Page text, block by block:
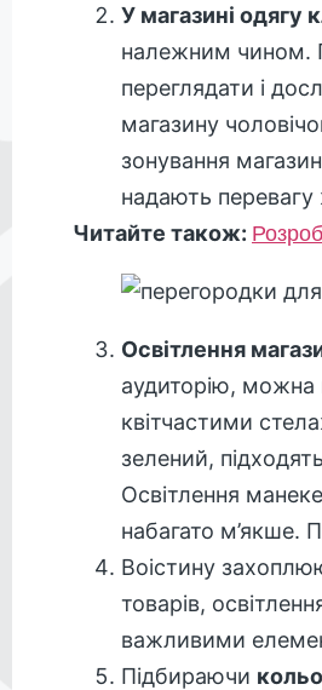
У магазині одягу
належним чином.
переглядати і
магазину
зонування
надають перевагу
Читайте також:
Освітлення
аудиторію, можна
квітчастими
зелений,
Освітлення
набагато м’якше.
Воістину
товарів,
важливими
Підбираючи